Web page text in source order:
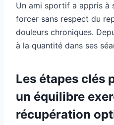
Un ami sportif a appris à
forcer sans respect du
douleurs chroniques.
à la quantité dans ses
Les étapes clés
un équilibre
récupération